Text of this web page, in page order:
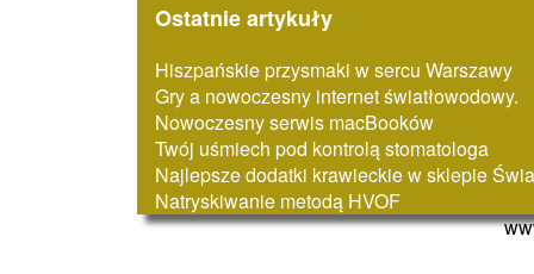
Ostatnie artykuły
Hiszpańskie przysmaki w sercu Warszawy
Gry a nowoczesny internet światłowodowy.
Nowoczesny serwis macBooków
Twój uśmiech pod kontrolą stomatologa
Najlepsze dodatki krawieckie w sklepie
Natryskiwanie metodą HVOF